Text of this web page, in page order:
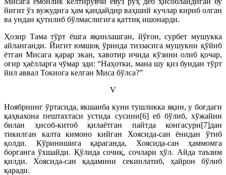
йигит ўз вужудига ҳам қандайдир ваҳший кучлар кириб олган
ва ундан қутилиб бўлмаслигига қаттиқ ишонарди.
Ҳозир Тама тўрт ёшга яқинлашган, йўғон, сурбет мушукка
айланганди. Йигит юмшоқ ўринда тиззасига мушукни қўйиб
ётган Мисага қарар экан, хавотир ичида кўзини олиб қочар,
оғир ҳаёлларга чўмар эди: “Наҳотки, мана шу қиз бундан тўрт
йил аввал Токиога келган Миса бўлса?”
V
Ноябрнинг ўртасида, якшанба куни тушликка яқин, у боғдаги
қаҳвахона пештахтаси устида сусини[6] еб бўлиб, хўжайин
билан ҳисоб-китоб қилаётган пайтда конгасури[7]дан
тикилган калта кимоно кийган Хоясида-сан ёнидан ўтиб
қолди. Кўринишига қараганда, Хоясида-сан ҳаммомга
борганга ўхшайди. Қўлида сочиқ, сочлари ҳўл. Айда таъзим
қилди. Хоясида-сан қадамини секинлатиб, ҳайрон бўлиб
қаради.